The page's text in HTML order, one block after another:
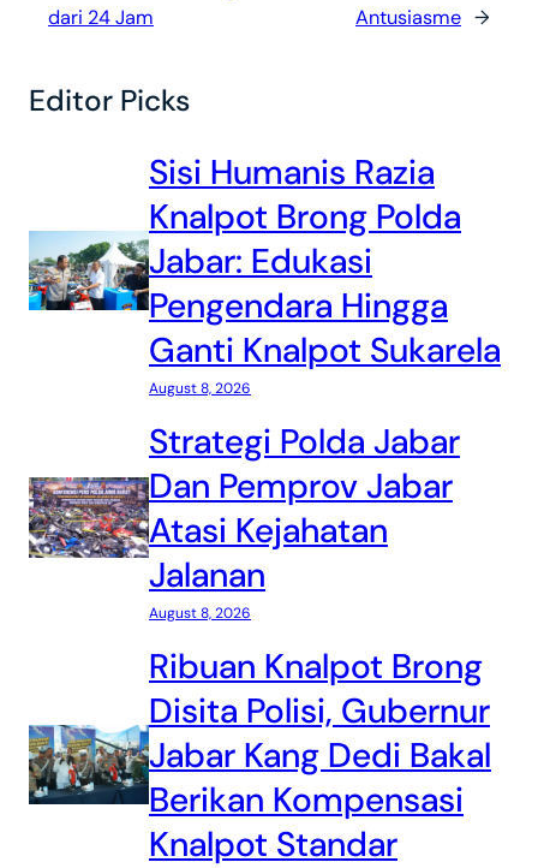
dari 24 Jam
Antusiasme →
Editor Picks
Sisi Humanis Razia
Knalpot Brong Polda
Jabar: Edukasi
Pengendara Hingga
Ganti Knalpot Sukarela
August 8, 2026
Strategi Polda Jabar
Dan Pemprov Jabar
Atasi Kejahatan
Jalanan
August 8, 2026
Ribuan Knalpot Brong
Disita Polisi, Gubernur
Jabar Kang Dedi Bakal
Berikan Kompensasi
Knalpot Standar